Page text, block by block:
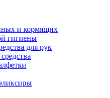
и кормящих
гигиены
для рук